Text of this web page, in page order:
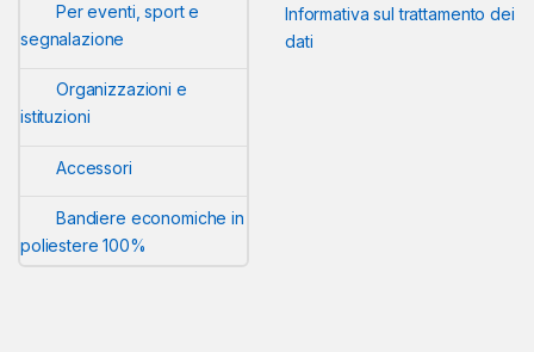
Per eventi, sport e
segnalazione
Organizzazioni e
istituzioni
Accessori
Bandiere economiche in
poliestere 100%
Informativa sul trattamento dei
dati